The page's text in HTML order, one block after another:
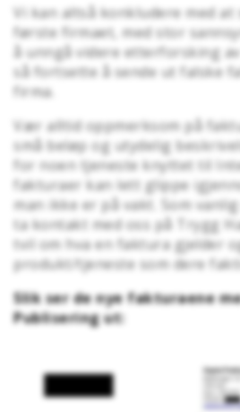
Vi kan altså konkludere med
første firmaet, med stor
å unngå videre etterforsking
så fortsette å sende ut falske
firma.
Vær alltid oppmerksom på
små beløp og utydelig
for noen tjeneste knyttet til
fakturaer kan lett glippe
man ikke er på vakt. Som
ta kontakt med oss på Trygg
tvil om hva en faktura gjelder
produkt/tjeneste som dere
Slik ser de nye fakturaene
Publisering ut: